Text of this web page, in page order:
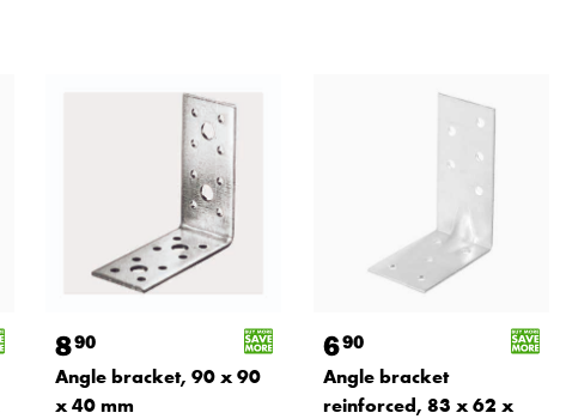
890
Angle bracket, 90 x 90
x 40 mm
690
Angle bracket
reinforced, 83 x 62 x